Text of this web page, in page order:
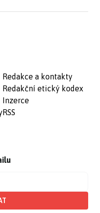
Redakce a kontakty
Redakční etický kodex
Inzerce
RSS